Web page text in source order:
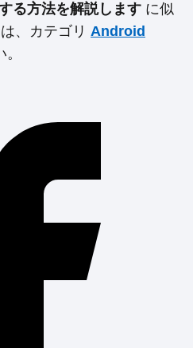
る方法を解説します に似
、カテゴリ Android